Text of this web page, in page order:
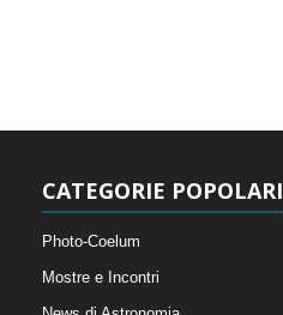
CATEGORIE POPOLARI
Photo-Coelum
Mostre e Incontri